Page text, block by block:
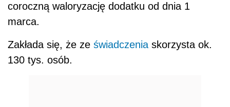
coroczną waloryzację dodatku od dnia 1
marca.
Zakłada się, że ze świadczenia skorzysta ok.
130 tys. osób.